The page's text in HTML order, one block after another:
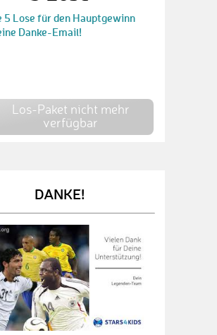
5 Lose für den Hauptgewinn
Danke-Email!
Los-Paket nicht mehr
verfügbar
DANKE!